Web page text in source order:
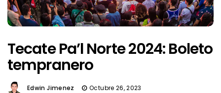
Tecate Pa’l Norte 2024: Boleto
tempranero
Edwin Jimenez Octubre 26, 2023